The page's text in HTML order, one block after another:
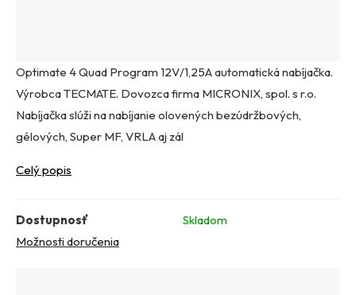
Optimate 4 Quad Program 12V/1,25A automatická nabíjačka.
Výrobca TECMATE. Dovozca firma MICRONIX, spol. s r.o.
Nabíjačka slúži na nabíjanie olovených bezúdržbových,
gélových, Super MF, VRLA aj zál
Celý popis
Dostupnosť
Skladom
Možnosti doručenia